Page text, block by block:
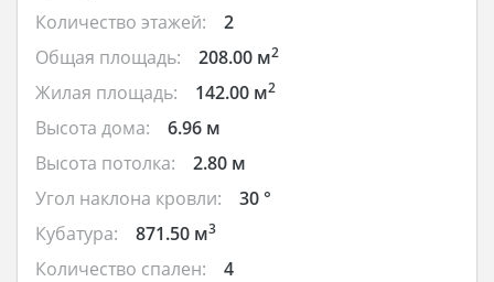
Количество этажей:
2
Общая площадь:
208.00 м2
Жилая площадь: 142.00 м2
Высота дома:
6.96 м
Высота потолка:
2.80 м
Угол наклона кровли:
30 °
Кубатура:
871.50 м3
Количество спален:
4